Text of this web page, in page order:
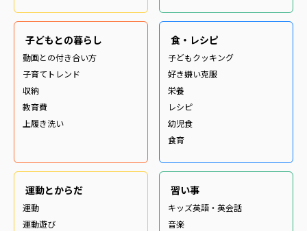
子どもとの暮らし
動画との付き合い方
子育てトレンド
収納
教育費
上履き洗い
食・レシピ
子どもクッキング
好き嫌い克服
栄養
レシピ
幼児食
食育
運動とからだ
運動
運動遊び
習い事
キッズ英語・英会話
音楽